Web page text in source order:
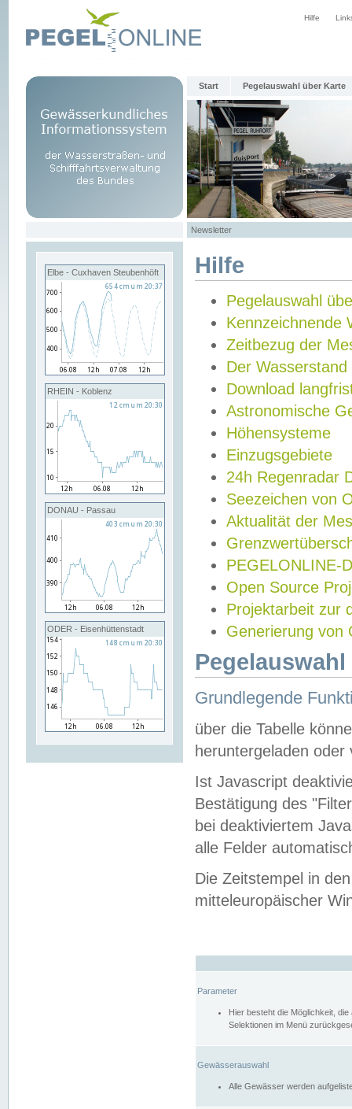
Hilfe
Start Pegelauswahl über Karte
Newsletter
Elbe - Cuxhaven Steubenhöft
RHEIN - Koblenz
DONAU - Passau
ODER - Eisenhüttenstadt
Hilfe
Pegelauswahl
Kennzeichnende
Zeitbezug der
Der Wasserstand
Download
Astronomische
Höhensysteme
Einzugsgebiete
24h Regenradar
Seezeichen von
Aktualität der
PEGELONLINE-
Open Source
Projektarbeit zur
Generierung von
Grundlegende
über die Tabelle
heruntergeladen oder
Ist Javascript
Bestätigung des
bei deaktiviertem
alle Felder
Die Zeitstempel in
mitteleuropäischer
Parameter
Hier besteht die Möglichkeit,
Selektionen im Menü
Gewässerauswahl
Alle Gewässer werden